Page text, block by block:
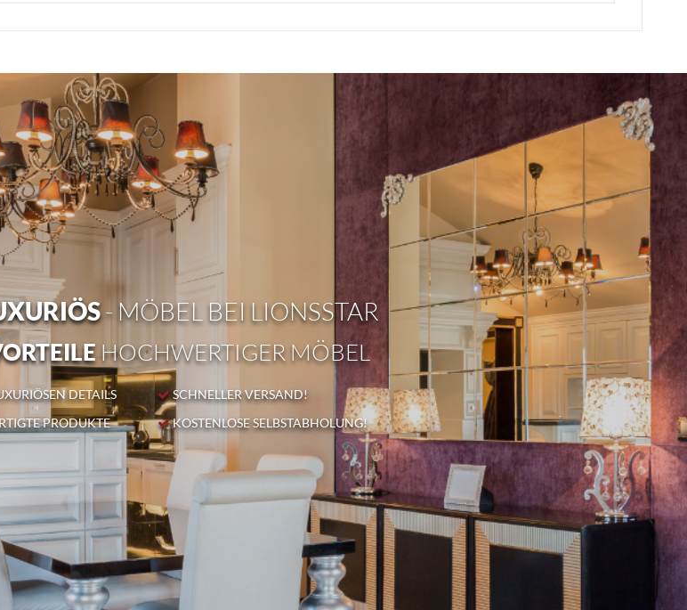
- MÖBEL BEI LIONSSTAR
HOCHWERTIGER MÖBEL
DETAILS
PRODUKTE
SCHNELLER VERSAND!
KOSTENLOSE SELBSTABHOLUNG!